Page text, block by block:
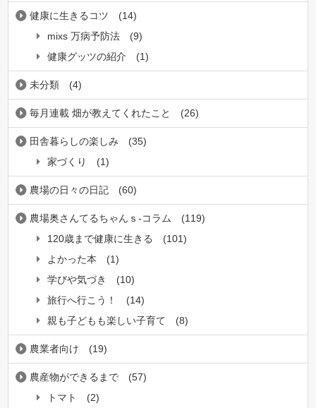
健康に生きるコツ
(14)
mixs 万病予防法
(9)
健康グッツの紹介
(1)
未分類 (4)
毎月連載 畑が教えてくれたこと (26)
田舎暮らしの楽しみ
(35)
家づくり
(1)
農場の日々の日記 (60)
農場奥さんてるちゃんｓ-コラム
(119)
120歳まで健康に生きる
(101)
よかった本
(1)
学びや気づき
(10)
旅行へ行こう！
(14)
親も子どもも楽しい子育て
(8)
農業者向け (19)
農産物ができるまで
(57)
トマト
(2)